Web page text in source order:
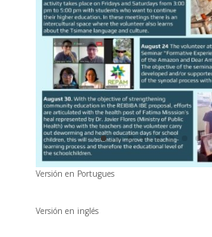
Versión en Portugues
Versión en inglés